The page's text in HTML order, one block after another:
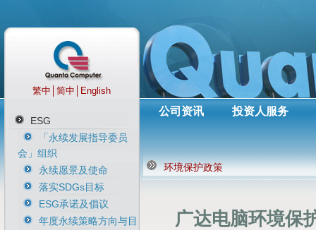
繁中 简中 English
ESG
「永续发展指导委员
会」组织
永续愿景及使命
落实SDGs目标
ESG承诺及倡议
年度永续策略方向与目
公司资讯 投资人服务
环境保护政策
广达电脑环境保